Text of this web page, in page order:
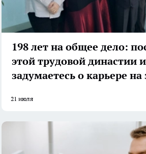
198 лет на общее дело:
этой трудовой династии
задумаетесь о карьере на
21 июля